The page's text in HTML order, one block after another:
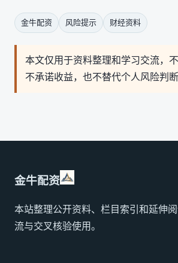
金牛配资 风险提示 财经资料
本文仅用于资料整理和学习交流，
不承诺收益，也不替代个人风险判断
金牛配资
本站整理公开资料、栏目索引和延伸
流与交叉核验使用。